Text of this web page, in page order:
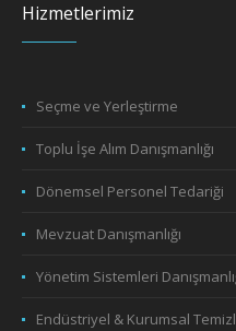
Hizmetlerimiz
Seçme ve Yerleştirme
Toplu İşe Alım Danışmanlığı
Dönemsel Personel Tedariği
Mevzuat Danışmanlığı
Yönetim Sistemleri
Endüstriyel & Kurumsal